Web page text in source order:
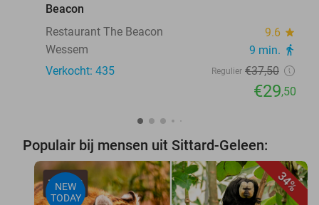
Beacon
Restaurant The Beacon
9.6 star
Wessem 9 min. directions_walk
Verkocht: 435 Regulier €37,50
€29,50
Populair bij mensen uit Sittard-Geleen:
34%
NEW
TODAY